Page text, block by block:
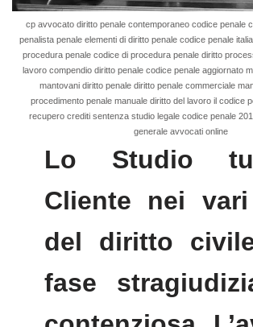
cp avvocato diritto penale contemporaneo codice penale
penalista penale elementi di diritto penale codice penale
procedura penale codice di procedura penale diritto
lavoro compendio diritto penale codice penale aggiornato
mantovani diritto penale diritto penale commerciale
procedimento penale manuale diritto del lavoro il codice
recupero crediti sentenza studio legale codice penale
generale avvocati online
Lo Studio
Cliente nei
del diritto
fase